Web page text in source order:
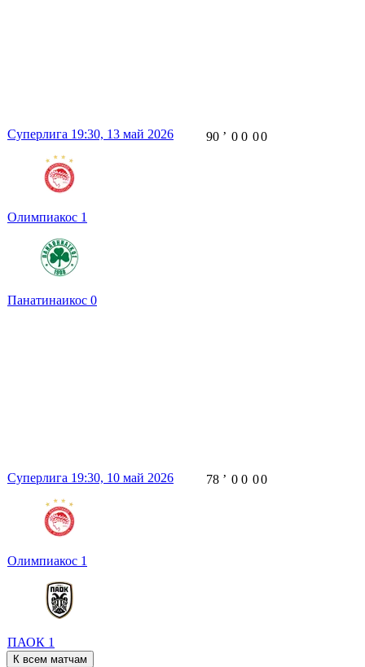
Суперлига 19:30, 13 май 2026
Олимпиакос 1
Панатинаикос 0
90 ʼ 0 0 00
Суперлига 19:30, 10 май 2026
Олимпиакос 1
ПАОК 1
78 ʼ 0 0 00
К всем матчам